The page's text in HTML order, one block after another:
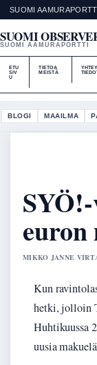
SUOMI
SUOMI
SUOMI AAMURAPORTTI
ETU
SIV
U
TIETOA
MEISTÄ
BLOGI MAAILMA
euron
MIKKO JANNE
Kun
hetki, jolloin
Huhtikuussa
uusia